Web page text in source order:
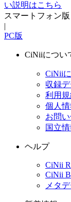
い説明はこちら
スマートフォン版
|
PC版
CiNiiについ
CiNii
収録
利用
個人
お問
国立
ヘルプ
CiNii
CiNii
メタ